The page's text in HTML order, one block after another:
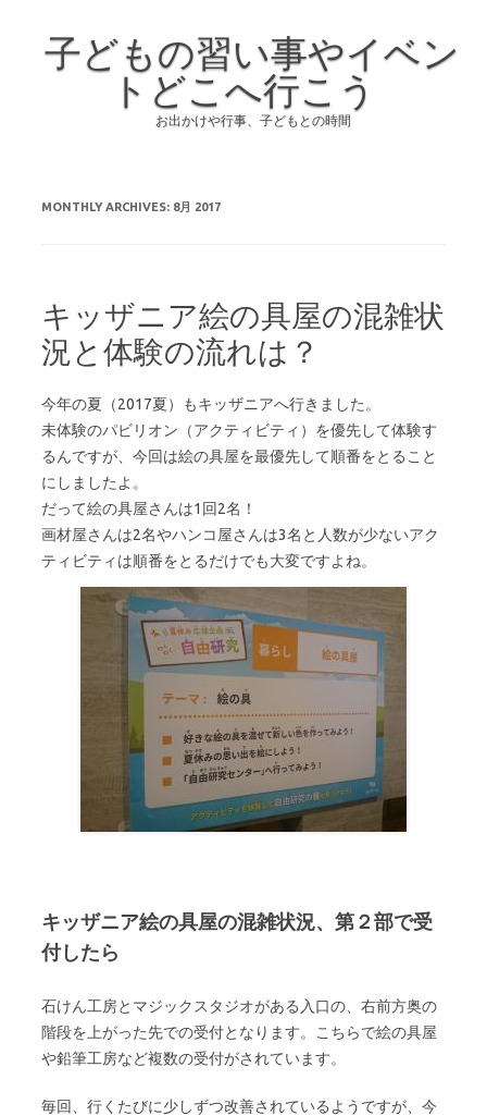
子どもの習い事やイベン
トどこへ行こう
お出かけや行事、子どもとの時間
MONTHLY ARCHIVES: 8月 2017
キッザニア絵の具屋の混雑状
況と体験の流れは？
今年の夏（2017夏）もキッザニアへ行きました。
未体験のパビリオン（アクティビティ）を優先して体験す
るんですが、今回は絵の具屋を最優先して順番をとること
にしましたよ。
だって絵の具屋さんは1回2名！
画材屋さんは2名やハンコ屋さんは3名と人数が少ないアク
ティビティは順番をとるだけでも大変ですよね。
キッザニア絵の具屋の混雑状況、第２部で受
付したら
石けん工房とマジックスタジオがある入口の、右前方奥の
階段を上がった先での受付となります。こちらで絵の具屋
や鉛筆工房など複数の受付がされています。
毎回、行くたびに少しずつ改善されているようですが、今